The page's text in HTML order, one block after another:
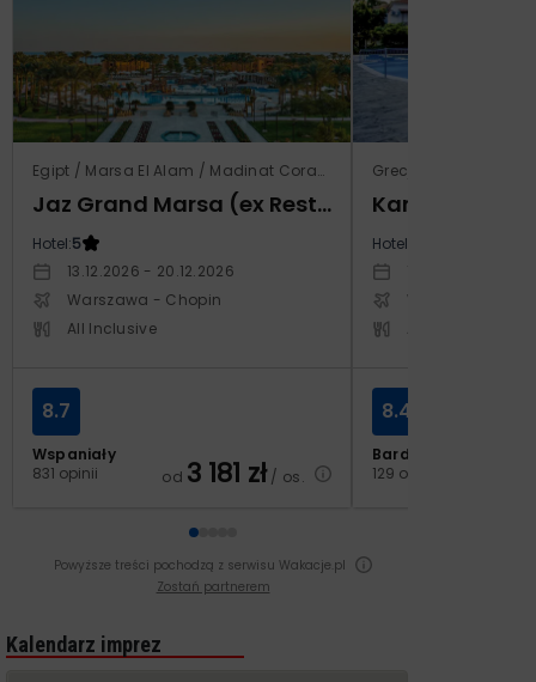
Egipt / Marsa El Alam / Madinat Coraya
Jaz Grand Marsa (ex Resta Grand Resort)
Hotel:5
13.12.2026 - 20.12.2026
Warszawa - Chopin
All Inclusive
Wspaniały
831 opinii
8.7
od 3 181 zł/ os.
Grecja / Samos /
Kampos
Hotel:
Warszawa -
Bardzo dobry
129 opinii
8.4
Powyższe treści pochodzą z serwisu Wakacje.pl
Zostań partnerem
Kalendarz imprez